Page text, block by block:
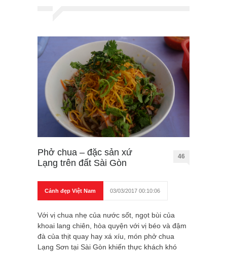
Phở chua – đặc sản xứ
Lạng trên đất Sài Gòn
46
Cảnh đẹp Việt Nam 03/03/2017 00:10:06
Với vị chua nhẹ của nước sốt, ngọt bùi của
khoai lang chiên, hòa quyện với vị béo và đậm
đà của thịt quay hay xá xíu, món phở chua
Lạng Sơn tại Sài Gòn khiến thực khách khó